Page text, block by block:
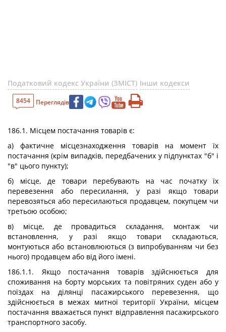
Податковий кодекс України (ЗМІСТ) Інши кодекси
8454 Переглядів
186.1. Місцем постачання товарів є:
а) фактичне місцезнаходження товарів на момент їх
постачання (крім випадків, передбачених у підпунктах "б" і
"в" цього пункту);
б) місце, де товари перебувають на час початку їх
перевезення або пересилання, у разі якщо товари
перевозяться або пересилаються продавцем, покупцем чи
третьою особою;
в) місце, де провадиться складання, монтаж чи
встановлення, у разі якщо товари складаються,
монтуються або встановлюються (з випробуванням чи без
нього) продавцем або від його імені.
186.1.1. Якщо постачання товарів здійснюється для
споживання на борту морських та повітряних суден або у
поїздах на ділянці пасажирського перевезення, що
здійснюється в межах митної території України, місцем
постачання вважається пункт відправлення пасажирського
транспортного засобу.